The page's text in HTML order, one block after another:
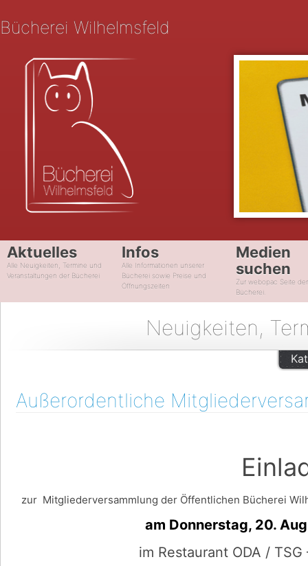
Bücherei Wilhelmsfeld
Aktuelles
Alle Neuigkeiten, Termine und
Veranstaltungen der Bücherei
Infos
Alle Informationen unserer
Bücherei sowie Preise und
Öffnungszeiten
Medien
suchen
Zur webopac Seite der
Bücherei.
Neuigkeiten,
Außerordentliche
zur Mitgliederversammlung der Öffentlichen Bücherei
am Donnerstag, 20. August
im Restaurant ODA /